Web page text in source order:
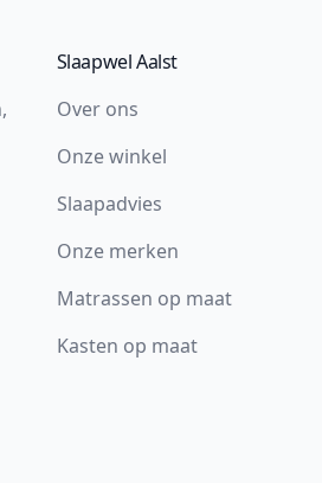
Slaapwel Aalst
Over ons
Onze winkel
Slaapadvies
Onze merken
Matrassen op maat
Kasten op maat